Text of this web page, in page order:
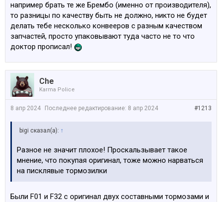
например брать те же Брембо (именно от производителя),
то разницы по качеству быть не должно, никто не будет
делать тебе несколько конвееров с разным качеством
запчастей, просто упаковывают туда часто не то что
доктор прописал!
Che
Karma Police
#1213
8 апр 2024 Последнее редактирование: 8 апр 2024
bigi сказал(а): ↑
Разное не значит плохое! Проскальзывает такое
мнение, что покупая оригинал, тоже можно нарваться
на писклявые тормозилки
Были F01 и F32 с оригинал двух составными тормозами и